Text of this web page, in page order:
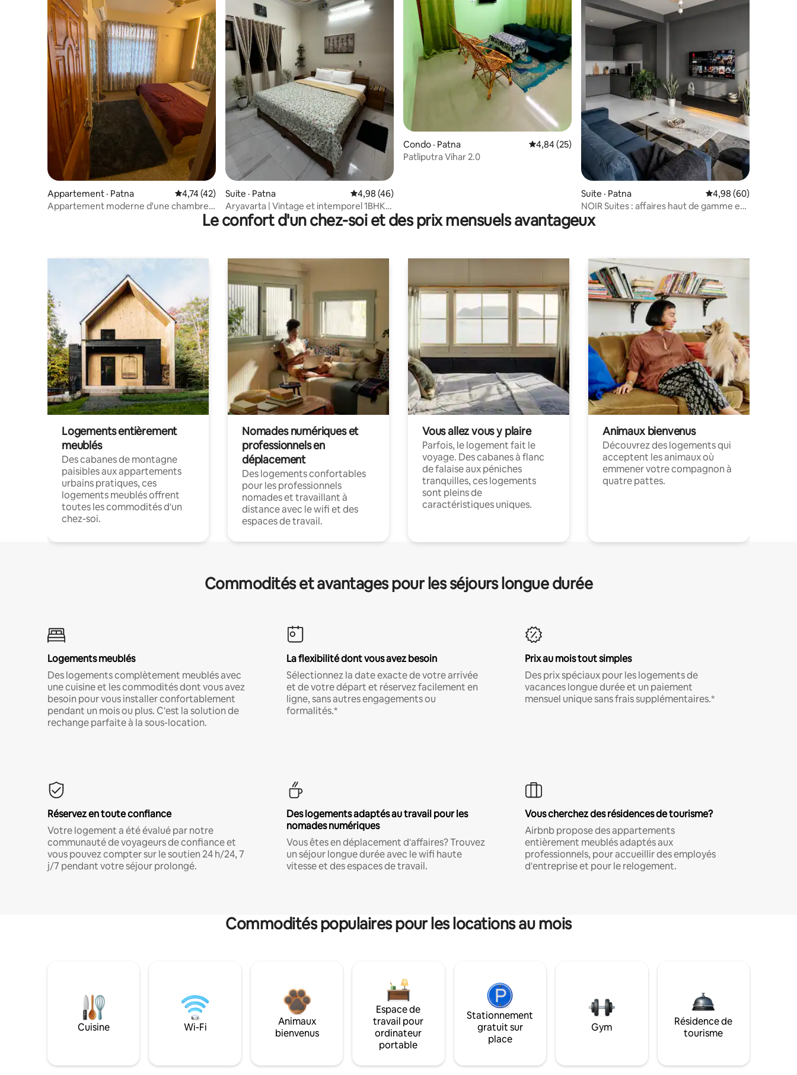
Appartement · Patna Note moyenne de 4,74 sur 5, 42 commentaires
4,74 (42)
Appartement moderne d'une chambre
Suite · Patna Note moyenne de 4,98 sur 5, 46 commentaires
4,98 (46)
Aryavarta | Vintage et intemporel 1BHK;
@Ashok Nilay!
Condo · Patna Note moyenne de 4,84 sur 5, 25 commentaires
4,84 (25)
Patliputra Vihar 2.0
Suite · Patna Note moyenne de
4,98 (60)
NOIR Suites : affaires haut de gamme et
vie de luxe
Le confort d'un chez-soi et des prix mensuels avantageux
Logements entièrement
meublés
Des cabanes de montagne
paisibles aux appartements
urbains pratiques, ces
logements meublés offrent
toutes les commodités d'un
chez-soi.
Nomades numériques et
professionnels en
déplacement
Des logements confortables
pour les professionnels
nomades et travaillant à
distance avec le wifi et des
espaces de travail.
Vous allez vous y plaire
Parfois, le logement fait le
voyage. Des cabanes à flanc
de falaise aux péniches
tranquilles, ces logements
sont pleins de
caractéristiques uniques.
Animaux bienvenus
Découvrez des logements qui
acceptent les animaux où
emmener votre compagnon à
quatre pattes.
Commodités et avantages pour les séjours longue durée
Logements meublés
Des logements complètement meublés avec
une cuisine et les commodités dont vous avez
besoin pour vous installer confortablement
pendant un mois ou plus. C'est la solution de
rechange parfaite à la sous-location.
La flexibilité dont vous avez besoin
Sélectionnez la date exacte de votre arrivée
et de votre départ et réservez facilement en
ligne, sans autres engagements ou
formalités.*
Prix au mois tout simples
Des prix spéciaux pour les logements de
vacances longue durée et un paiement
mensuel unique sans frais supplémentaires.*
Réservez en toute confiance
Votre logement a été évalué par notre
communauté de voyageurs de confiance et
vous pouvez compter sur le soutien 24 h/24, 7
j/7 pendant votre séjour prolongé.
Des logements adaptés au travail pour les
nomades numériques
Vous êtes en déplacement d'affaires? Trouvez
un séjour longue durée avec le wifi haute
vitesse et des espaces de travail.
Vous cherchez des résidences de tourisme?
Airbnb propose des appartements
entièrement meublés adaptés aux
professionnels, pour accueillir des employés
d'entreprise et pour le relogement.
Commodités populaires pour les locations au mois
Cuisine Wi-Fi
Animaux
bienvenus
Espace de
travail pour
ordinateur
portable
Stationnement
gratuit sur
place
Gym
Résidence de
tourisme